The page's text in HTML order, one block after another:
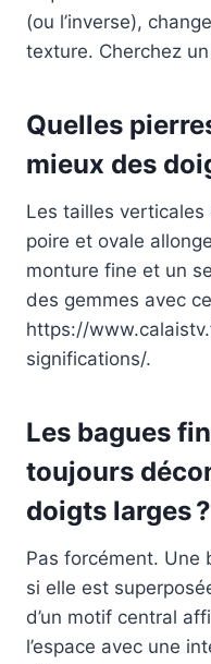
(ou l’inverse),
texture. Cherchez
Quelles
mieux des
Les tailles
poire et ovale
monture fine et un
des gemmes avec
https://
significations/.
Les bagues
toujours
doigts larges ?
Pas forcément. Une
si elle est
d’un motif central
l’espace avec une